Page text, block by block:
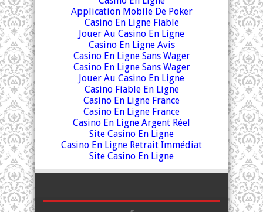
Application Mobile De Poker
Casino En Ligne Fiable
Jouer Au Casino En Ligne
Casino En Ligne Avis
Casino En Ligne Sans Wager
Casino En Ligne Sans Wager
Jouer Au Casino En Ligne
Casino Fiable En Ligne
Casino En Ligne France
Casino En Ligne France
Casino En Ligne Argent Réel
Site Casino En Ligne
Casino En Ligne Retrait Immédiat
Site Casino En Ligne